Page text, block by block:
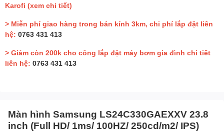
Karofi (xem chi tiết)
> Miễn phí giao hàng trong bán kính 3km, chi phí lắp đặt liên
hệ: 0763 431 413
> Giảm còn 200k cho công lắp đặt máy bơm gia đình chi tiết
liên hệ: 0763 431 413
Màn hình Samsung LS24C330GAEXXV 23.8
inch (Full HD/ 1ms/ 100HZ/ 250cd/m2/ IPS)